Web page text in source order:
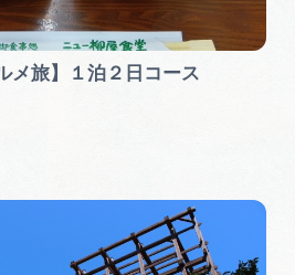
メ旅】１泊２日コース